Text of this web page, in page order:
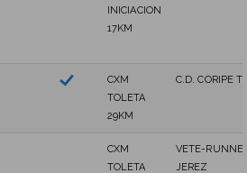
INICIACION
17KM
CXM
TOLETA
29KM
C.D. CORIPE
CXM
TOLETA
VETE-
JEREZ